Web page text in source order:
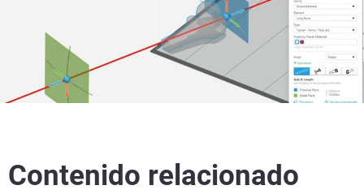
Contenido relacionado